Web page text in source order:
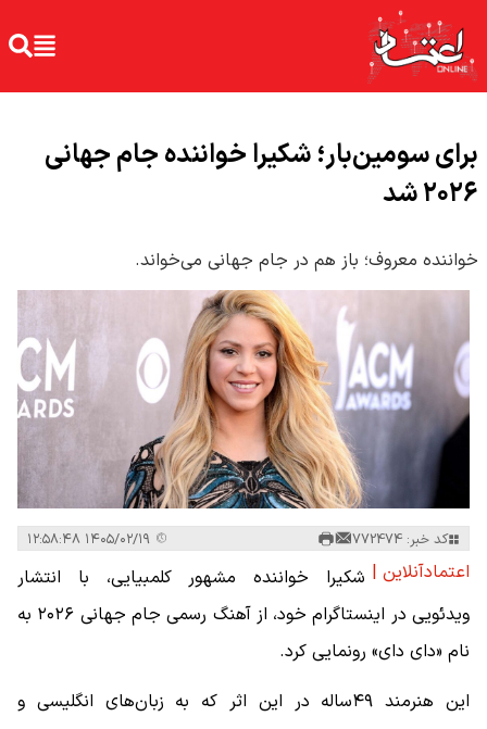
برای سومین‌بار؛ شکیرا خواننده جام جهانی
۲۰۲۶ شد
خواننده معروف؛ باز هم در جام جهانی می‌خواند.
کد خبر: 772474
اعتمادآنلاین | شکیرا خواننده مشهور کلمبیایی، با انتشار
ویدئویی در اینستاگرام خود، از آهنگ رسمی جام جهانی ۲۰۲۶ به
نام «دای دای» رونمایی کرد.
این هنرمند ۴۹ساله در این اثر که به زبان‌های انگلیسی و